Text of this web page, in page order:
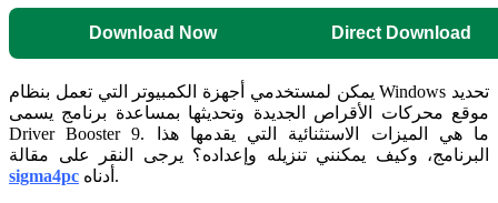
Download Now Direct Download
يمكن لمستخدمي أجهزة الكمبيوتر التي تعمل بنظام Windows تحديد
موقع محركات الأقراص الجديدة وتحديثها بمساعدة برنامج يسمى
Driver Booster 9. ما هي الميزات الاستثنائية التي يقدمها هذا
البرنامج، وكيف يمكنني تنزيله وإعداده؟ يرجى النقر على مقالة
sigma4pc
أدناه.